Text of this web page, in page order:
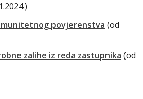
povjerenstva (od
zalihe iz reda zastupnika (od